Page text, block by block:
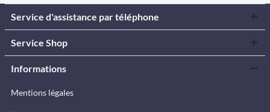
Service d'assistance par téléphone
Service Shop
Informations
Mentions légales